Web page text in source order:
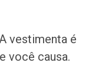
vestimenta é
você causa.